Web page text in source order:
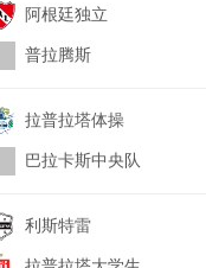
阿根廷独立
普拉腾斯
拉普拉塔体操
巴拉卡斯中央队
利斯特雷